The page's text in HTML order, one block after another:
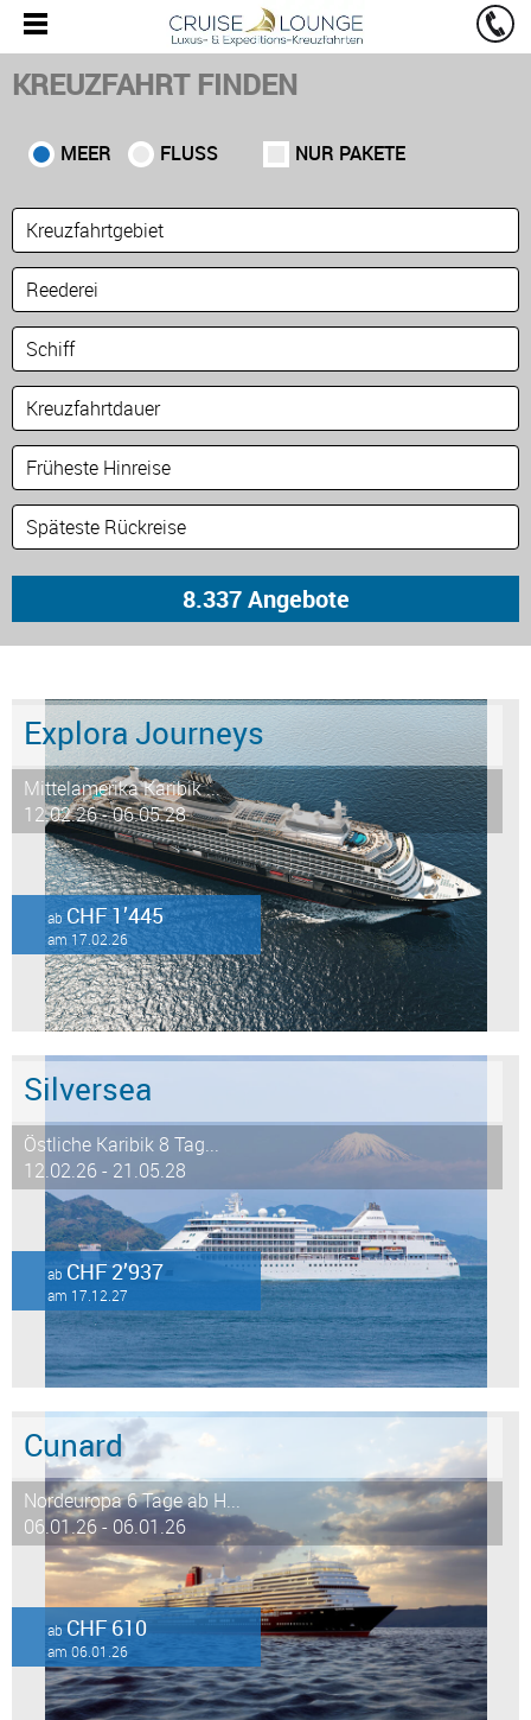
KREUZFAHRT FINDEN
MEER FLUSS NUR PAKETE
Explora Journeys
Mittelamerika Karibik ...
12.02.26 - 06.05.28
abCHF 1’445
am 17.02.26
Silversea
Östliche Karibik 8 Tag...
12.02.26 - 21.05.28
abCHF 2’937
am 17.12.27
Cunard
Nordeuropa 6 Tage ab H...
06.01.26 - 06.01.26
abCHF 610
am 06.01.26